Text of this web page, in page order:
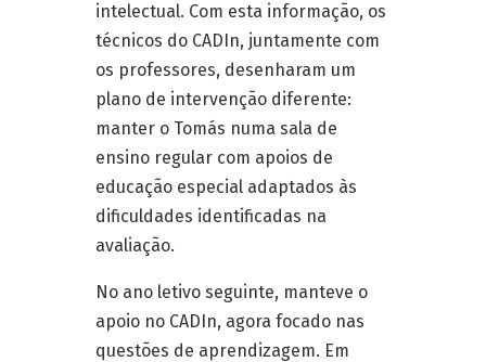
intelectual. Com esta informação, os
técnicos do CADIn, juntamente com
os professores, desenharam um
plano de intervenção diferente:
manter o Tomás numa sala de
ensino regular com apoios de
educação especial adaptados às
dificuldades identificadas na
avaliação.
No ano letivo seguinte, manteve o
apoio no CADIn, agora focado nas
questões de aprendizagem. Em